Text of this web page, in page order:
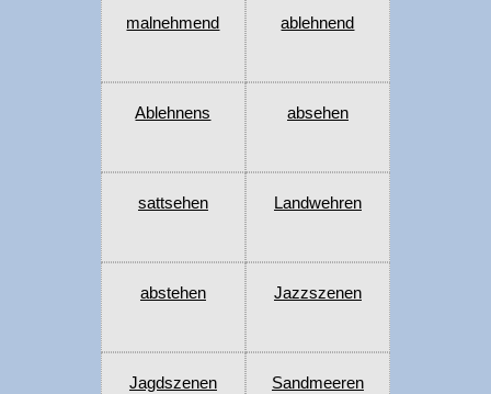
malnehmend ablehnend
Ablehnens absehen
sattsehen Landwehren
abstehen Jazzszenen
Jagdszenen Sandmeeren